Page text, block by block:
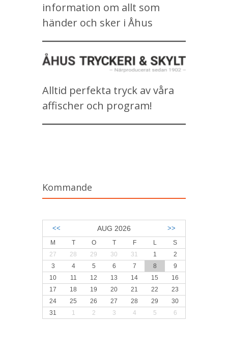
information om allt som
händer och sker i Åhus
Alltid perfekta tryck av våra
affischer och program!
Kommande
<< AUG 2026 >>
M T O T F L
S
27
28 29 30 31 1
2
3
4 5 6 7 8
9
10
11 12 13 14 15
16
17
18 19 20 21 22
23
24
25 26 27 28 29
30
31
1 2 3 4 5 6